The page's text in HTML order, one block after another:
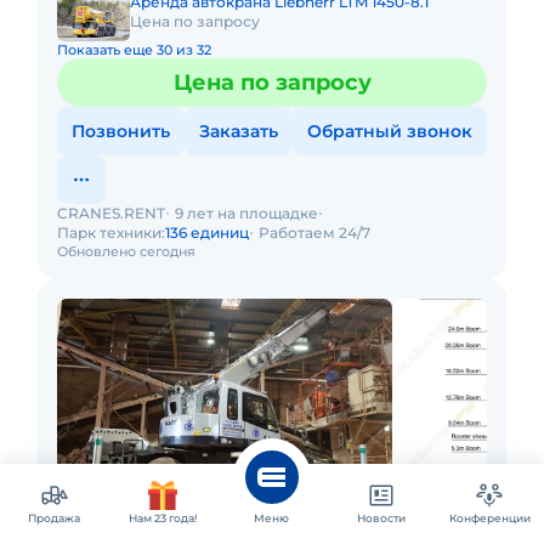
Цена по запросу
Показать еще 30 из 32
Цена по запросу
Позвонить Заказать Обратный звонок
Обновлено сегодня
CRANES.RENT 9 лет на площадке
Парк техники:136 единиц Работаем 24/7
Продажа Нам 23 года! Меню Новости Конференции